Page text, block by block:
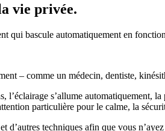
vie privée.
qui bascule automatiquement en
– comme un médecin, dentiste,
s’allume automatiquement,
particulière pour le calme, la
d’autres techniques afin que vous